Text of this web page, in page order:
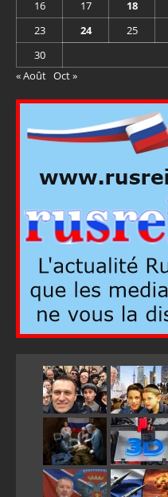
16
17 18
23
24 25
30
« Août Oct »